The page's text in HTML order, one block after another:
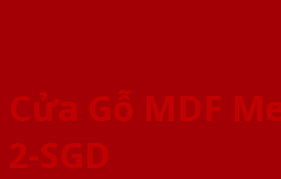
Cửa Gỗ MDF
2-SGD